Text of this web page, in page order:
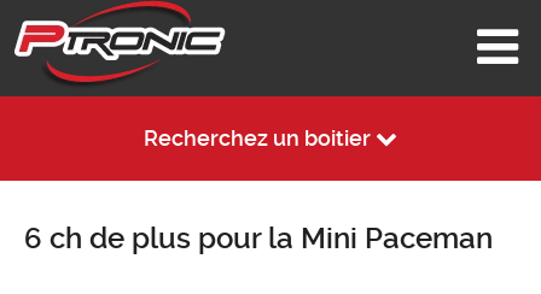
Recherchez un boitier
6 ch de plus pour la Mini Paceman